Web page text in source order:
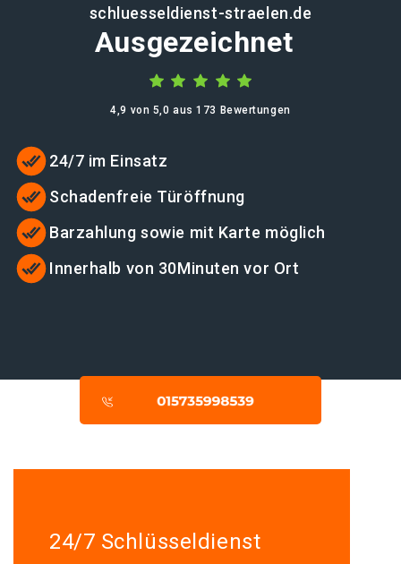
schluesseldienst-straelen.de
Ausgezeichnet
4,9 von 5,0 aus 173 Bewertungen
24/7 im Einsatz
Schadenfreie Türöffnung
Barzahlung sowie mit Karte möglich
Innerhalb von 30Minuten vor Ort
24/7 Schlüsseldienst